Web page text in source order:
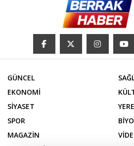
GÜNCEL
EKONOMİ
SİYASET
SPOR
MAGAZİN